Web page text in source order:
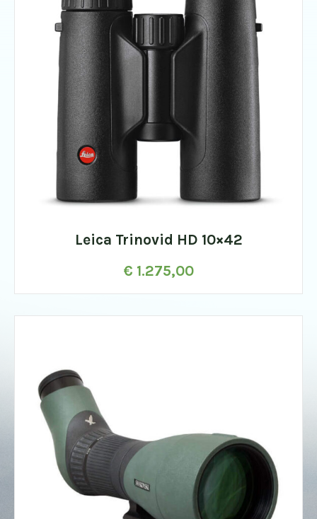
Leica Trinovid HD 10×42
€ 1.275,00